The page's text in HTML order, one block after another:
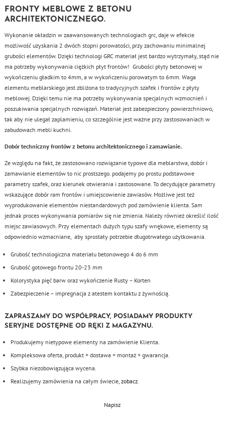
FRONTY MEBLOWE Z BETONU
ARCHITEKTONICZNEGO.
Wykonanie okładzin w zaawansowanych technologiach grc, daje w efekcie
możliwość uzyskania 2 dwóch stopni porowatości, przy zachowaniu minimalnej
grubości elementów. Dzięki technologi GRC materiał jest bardzo wytrzymały, stąd nie
ma potrzeby wykonywania ciężkich płyt frontów! Grubości płyty betonowej w
wykończeniu gładkim to 4mm, a w wykończeniu porowatym to 6mm. Waga
elementu meblarskiego jest zbliżona to tradycyjnych szafek i frontów z płyty
meblowej. Dzięki temu nie ma potrzeby wykonywania specjalnych wzmocnień i
poszukiwania specjalnych rozwiązań. Materiał jest zabezpieczony powierzchniowo,
tak aby nie ulegał zaplamieniu, co szczególnie jest ważne przy zastosowaniach w
zabudowach mebli kuchni.
Dobór techniczny frontów z betonu architektonicznego i zamawianie.
Ze względu na fakt, że zastosowano rozwiązanie typowe dla meblarstwa, dobór i
zamawianie elementów to nic prostszego. podajemy po prostu podstawowe
parametry szafek, oraz kierunek otwierania i zastosowane. To decydujące parametry
wskazujące dobór ram frontów i umiejscowienie zawiasów. Możliwe jest też
wyprodukowanie elementów niestandardowych pod zamówienie klienta. Sam
jednak proces wykonywania pomiarów się nie zmienia. Należy również określić ilość
miejsc zawiasowych. Przy elementach dużych typu szafy wnękowe, elementy są
odpowiednio wzmacniane, aby sprostały potrzebie długotrwałego użytkowania.
Grubość technologiczna materiału betonowego 4 do 6 mm
Grubość gotowego frontu 20-23 mm
Kolorystyka pięć barw oraz wykończenie Rusty – Korten
Zabezpieczenie – impregnacja z atestem kontaktu z żywnością.
ZAPRASZAMY DO WSPÓŁPRACY, POSIADAMY PRODUKTY
SERYJNE DOSTĘPNE OD RĘKI Z MAGAZYNU.
Produkujemy nietypowe elementy na zamówienie Klienta.
Kompleksowa oferta, produkt + dostawa + montaż + gwarancja.
Szybka niezobowiązująca wycena.
Realizujemy zamówienia na całym świecie, zobacz.
Napisz